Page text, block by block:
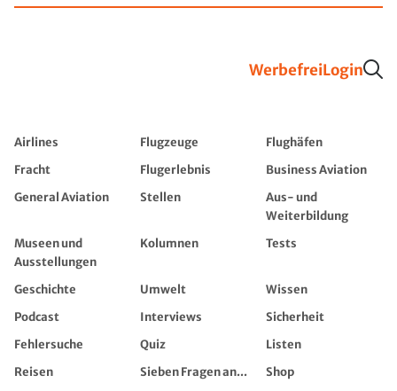
WerbefreiLogin
Airlines Flugzeuge
Flughäfen
Fracht
Flugerlebnis
Business Aviation
General Aviation
Stellen
Aus- und
Weiterbildung
Museen und
Ausstellungen
Kolumnen Tests
Geschichte Umwelt
Wissen
Podcast
Interviews
Sicherheit
Fehlersuche
Quiz
Listen
Reisen
Sieben Fragen an...
Shop